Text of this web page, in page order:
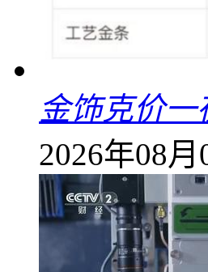
金饰克价一
2026年08